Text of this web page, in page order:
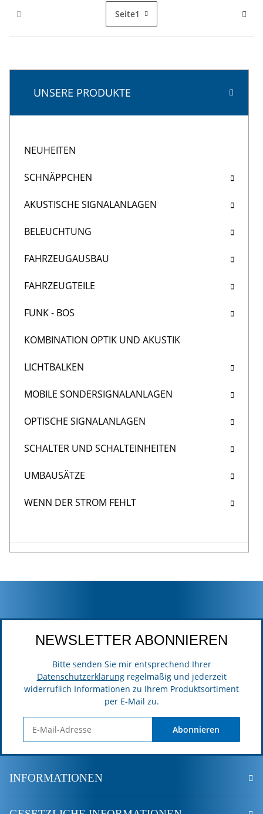
Seite1
UNSERE PRODUKTE
NEUHEITEN
SCHNÄPPCHEN
AKUSTISCHE SIGNALANLAGEN
BELEUCHTUNG
FAHRZEUGAUSBAU
FAHRZEUGTEILE
FUNK - BOS
KOMBINATION OPTIK UND AKUSTIK
LICHTBALKEN
MOBILE SONDERSIGNALANLAGEN
OPTISCHE SIGNALANLAGEN
SCHALTER UND SCHALTEINHEITEN
UMBAUSÄTZE
WENN DER STROM FEHLT
NEWSLETTER ABONNIEREN
Bitte senden Sie mir entsprechend Ihrer
Datenschutzerklärungregelmäßig und jederzeit
widerruflich Informationen zu Ihrem Produktsortiment
per E-Mail zu.
Abonnieren
INFORMATIONEN